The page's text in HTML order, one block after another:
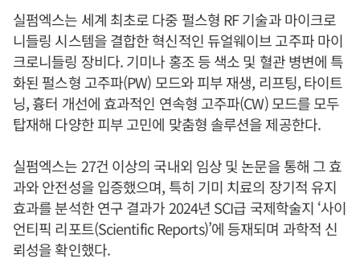
실펌엑스는 세계 최초로 다중 펄스형 RF 기술과 마이크로
니들링 시스템을 결합한 혁신적인 듀얼웨이브 고주파 마이
크로니들링 장비다. 기미나 홍조 등 색소 및 혈관 병변에 특
화된 펄스형 고주파(PW) 모드와 피부 재생, 리프팅, 타이트
닝, 흉터 개선에 효과적인 연속형 고주파(CW) 모드를 모두
탑재해 다양한 피부 고민에 맞춤형 솔루션을 제공한다.
실펌엑스는 27건 이상의 국내외 임상 및 논문을 통해 그 효
과와 안전성을 입증했으며, 특히 기미 치료의 장기적 유지
효과를 분석한 연구 결과가 2024년 SCI급 국제학술지 ‘사이
언티픽 리포트(Scientific Reports)’에 등재되며 과학적 신
뢰성을 확인했다.